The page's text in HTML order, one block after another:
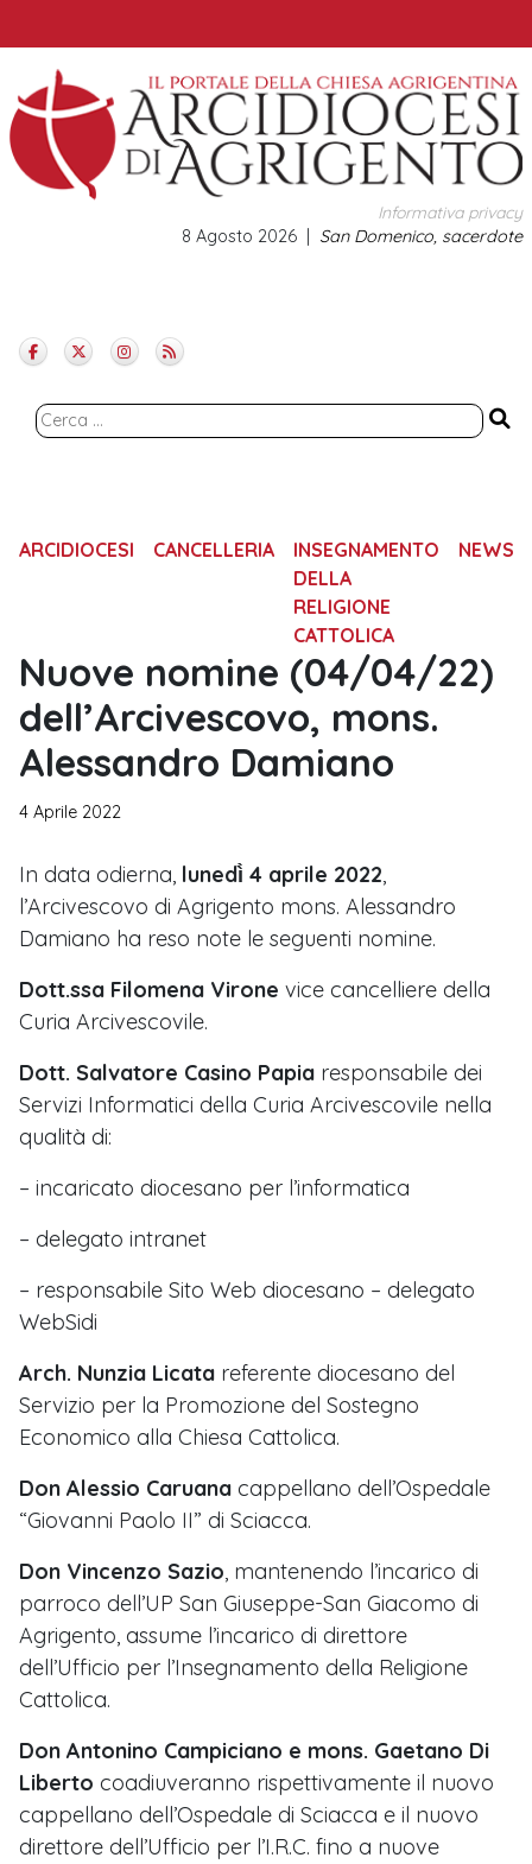
to
content
Informativa privacy
San Domenico, sacerdote
8 Agosto 2026
Ricerca
ARCIDIOCESI CANCELLERIA
INSEGNAMENTO
DELLA
RELIGIONE
CATTOLICA
NEWS
Nuove nomine (04/04/22)
dell’Arcivescovo, mons.
Alessandro Damiano
4 Aprile 2022
In data odierna, lunedì̀ 4 aprile 2022,
l’Arcivescovo di Agrigento mons. Alessandro
Damiano ha reso note le seguenti nomine.
Dott.ssa Filomena Virone vice cancelliere della
Curia Arcivescovile.
Dott. Salvatore Casino Papia responsabile dei
Servizi Informatici della Curia Arcivescovile nella
qualità di:
– incaricato diocesano per l’informatica
– delegato intranet
– responsabile Sito Web diocesano – delegato
WebSidi
Arch. Nunzia Licata referente diocesano del
Servizio per la Promozione del Sostegno
Economico alla Chiesa Cattolica.
Don Alessio Caruana cappellano dell’Ospedale
“Giovanni Paolo II” di Sciacca.
Don Vincenzo Sazio, mantenendo l’incarico di
parroco dell’UP San Giuseppe-San Giacomo di
Agrigento, assume l’incarico di direttore
dell’Ufficio per l’Insegnamento della Religione
Cattolica.
Don Antonino Campiciano e mons. Gaetano Di
Liberto coadiuveranno rispettivamente il nuovo
cappellano dell’Ospedale di Sciacca e il nuovo
direttore dell’Ufficio per l’I.R.C. fino a nuove